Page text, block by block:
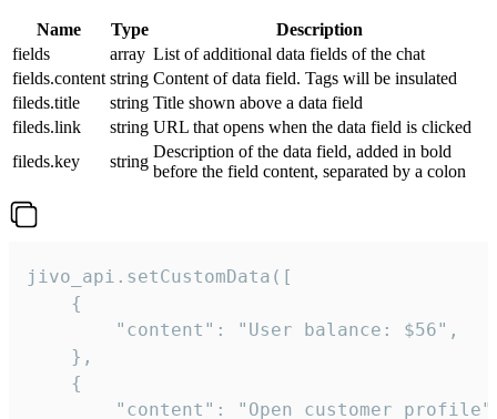
Name Type
Description
fields
array List of additional data fields of the chat
fields.content string Content of data field. Tags will be insulated
fileds.title
string Title shown above a data field
fileds.link
string URL that opens when the data field is clicked
fileds.key
string
Description of the data field, added in bold
before the field content, separated by a colon
jivo_api.setCustomData([
    {
        "content": "User balance: $56",
    },
    {
"content": "Open customer